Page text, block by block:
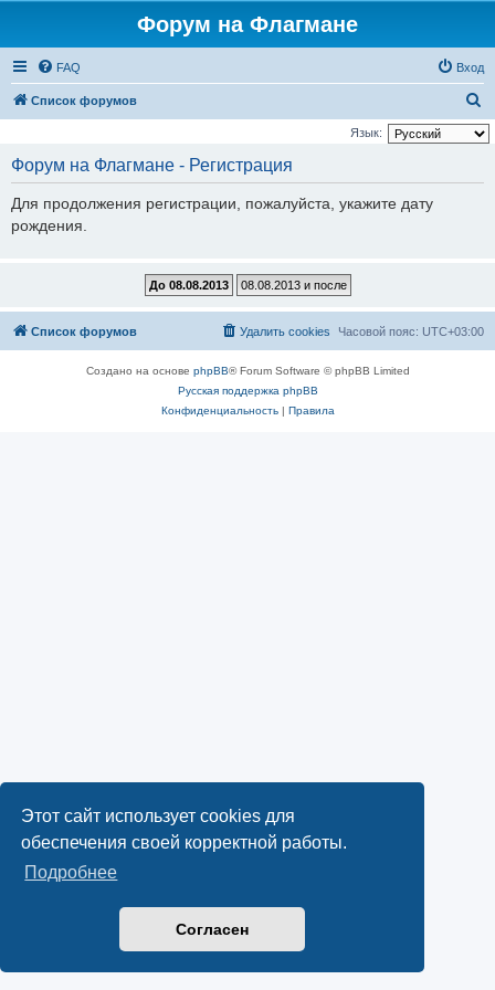
Этот сайт использует cookies для
обеспечения своей корректной работы.
Подробнее
Согласен
Форум на Флагмане
FAQ Вход
Список форумов
о
Язык:
Форум на Флагмане - Регистрация
Для продолжения регистрации, пожалуйста, укажите дату
рождения.
Список форумов Часовой пояс: UTC+03:00
Удалить cookies
Создано на основе phpBB® Forum Software © phpBB Limited
Русская поддержка phpBB
Конфиденциальность| Правила